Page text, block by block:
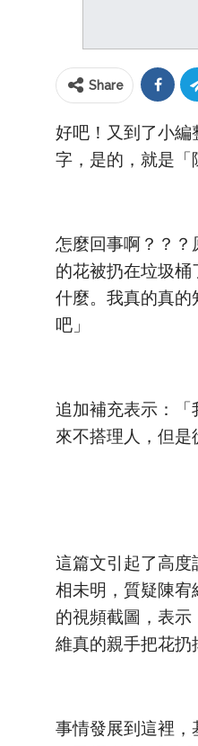
Share
好吧！又到了小編
字，是的，就是「
怎麼回事啊？？？
的花被扔在垃圾
什麼。我真的真的
吧」
追加補充表示：「
來不搭理人，但是
這篇文引起了高度
相未明，質疑陳宥
的視頻截圖，表
維真的親手把花扔
事情發展到這裡，